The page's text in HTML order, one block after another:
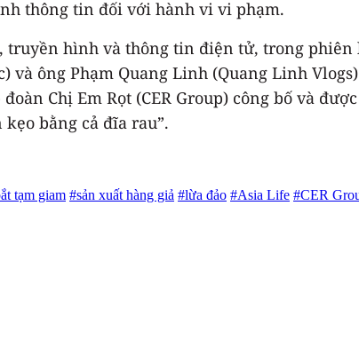
thông tin đối với hành vi vi phạm.
truyền hình và thông tin điện tử, trong
và ông Phạm Quang Linh (Quang Linh
Chị Em Rọt (CER Group) công bố và
bằng cả đĩa rau”.
tạm giam #sản xuất hàng giả #lừa đảo #Asia Life #CER